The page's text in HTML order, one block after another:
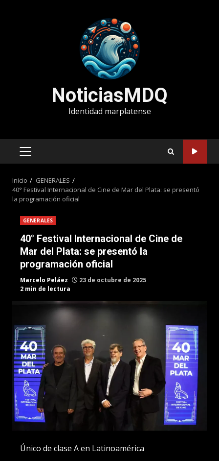
NoticiasMDQ
Identidad marplatense
MENÚ
Inicio
GENERALES
40° Festival Internacional de Cine de Mar del Plata: se presentó
la programación oficial
GENERALES
40° Festival Internacional de Cine de
Mar del Plata: se presentó la
programación oficial
Marcelo Peláez
23 de octubre de 2025
2 min de lectura
Único de clase A en Latinoamérica